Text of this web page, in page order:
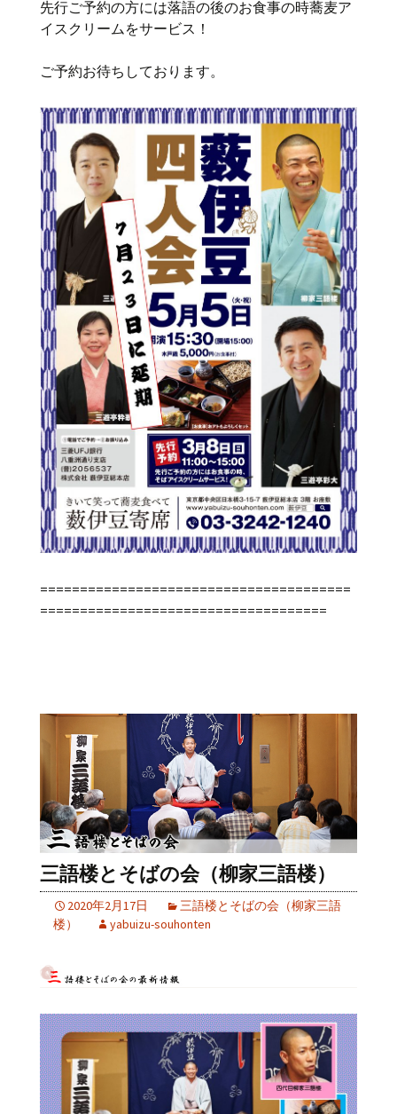
先行ご予約の方には落語の後のお食事の時蕎麦ア
イスクリームをサービス！
ご予約お待ちしております。
=======================================
====================================
三語楼とそばの会（柳家三語楼）
2020年2月17日
三語楼とそばの会（柳家三語
楼）
yabuizu-souhonten